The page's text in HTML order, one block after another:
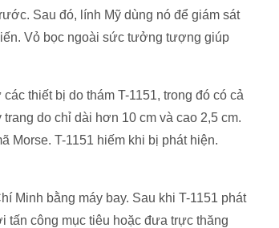
Sau đó, lính Mỹ dùng nó để giám sát
Vỏ bọc ngoài sức tưởng tượng giúp
thiết bị do thám T-1151, trong đó có cả
do chỉ dài hơn 10 cm và cao 2,5 cm.
Morse. T-1151 hiếm khi bị phát hiện.
Minh bằng máy bay. Sau khi T-1151 phát
tấn công mục tiêu hoặc đưa trực thăng